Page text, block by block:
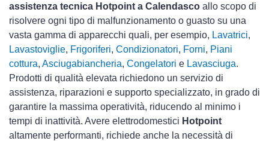
assistenza tecnica Hotpoint a Calendasco allo scopo di
risolvere ogni tipo di malfunzionamento o guasto su una
vasta gamma di apparecchi quali, per esempio, Lavatrici,
Lavastoviglie, Frigoriferi, Condizionatori, Forni, Piani
cottura, Asciugabiancheria, Congelatori e Lavasciuga.
Prodotti di qualità elevata richiedono un servizio di
assistenza, riparazioni e supporto specializzato, in grado di
garantire la massima operatività, riducendo al minimo i
tempi di inattività. Avere elettrodomestici Hotpoint
altamente performanti, richiede anche la necessità di